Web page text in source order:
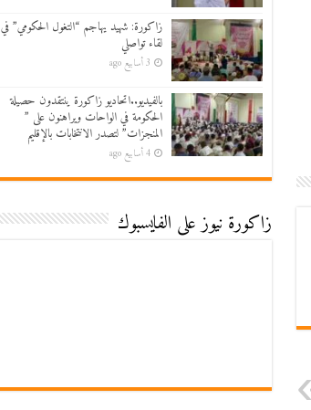
زاكورة: شهيد يهاجم “التغول الحكومي” في
لقاء تواصلي
3 أسابيع ago
بالفيديو..اتحاديو زاكورة ينتقدون حصيلة
الحكومة في الواحات ويراهنون على ”
المنجزات” لتصدر الانتخابات بالإقليم
4 أسابيع ago
زاكورة نيوز على الفايسبوك